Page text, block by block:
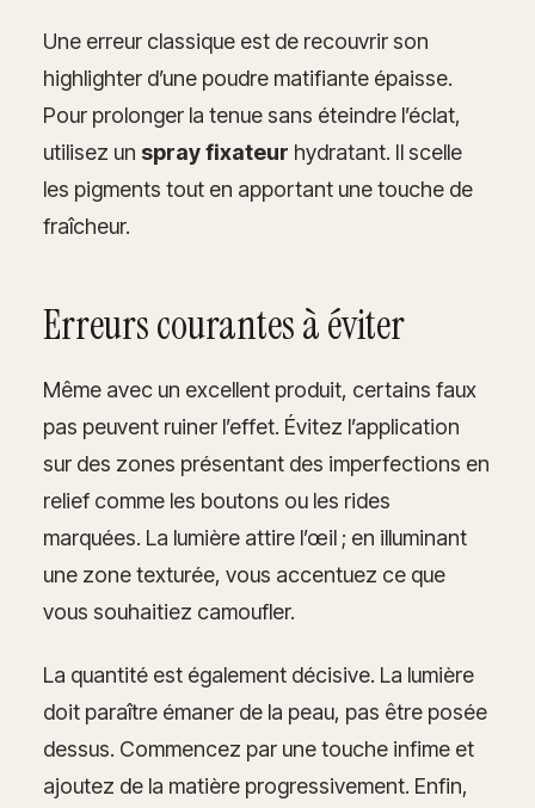
Une erreur classique est de recouvrir son
highlighter d’une poudre matifiante épaisse.
Pour prolonger la tenue sans éteindre l’éclat,
utilisez un spray fixateur hydratant. Il scelle
les pigments tout en apportant une touche de
fraîcheur.
Erreurs courantes à éviter
Même avec un excellent produit, certains faux
pas peuvent ruiner l’effet. Évitez l’application
sur des zones présentant des imperfections en
relief comme les boutons ou les rides
marquées. La lumière attire l’œil ; en illuminant
une zone texturée, vous accentuez ce que
vous souhaitiez camoufler.
La quantité est également décisive. La lumière
doit paraître émaner de la peau, pas être posée
dessus. Commencez par une touche infime et
ajoutez de la matière progressivement. Enfin,